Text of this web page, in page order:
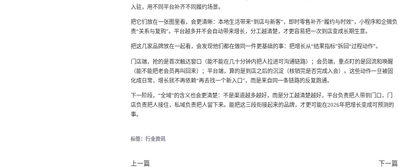
入驻，用不同平台补齐不同履约场景。
把它们放在一张图里看，会更清晰：本地生活带来“到店与新客”，即时零售补齐“履约与时效”，小程序和企微负
责“关系与复购”。平台越多并不会自动带来增长，分工越清楚，才更容易把一次到店变成长期生意。
把这几家品牌放在一起看，会发现他们都在做同一件更基础的事：把增长从“结果指标”拆回“过程动作”。
门店端，抢的是首次触达窗口（能不能在几十分钟内把人拉进可沟通链路）；会员端，重点盯的是回流和唤醒
（能不能把老会员再叫回来）；平台端，算的是到店之后的沉淀（核销完是否完成入会）。这些动作一旦被固
化成日常，增长就不再依赖“再去找一个新入口”，而是来自同一条链路的反复跑通。
下一阶段，“全域”的含义也会更清楚：不是渠道越多越好，而是分工越清楚越好，平台负责把人带到门口，门
店负责把人接住，私域负责把人留下来。能把这三段衔接起来的品牌，才更可能在2026年把增长变成可预测的
事。
标签：行业资讯
上一篇 下一篇